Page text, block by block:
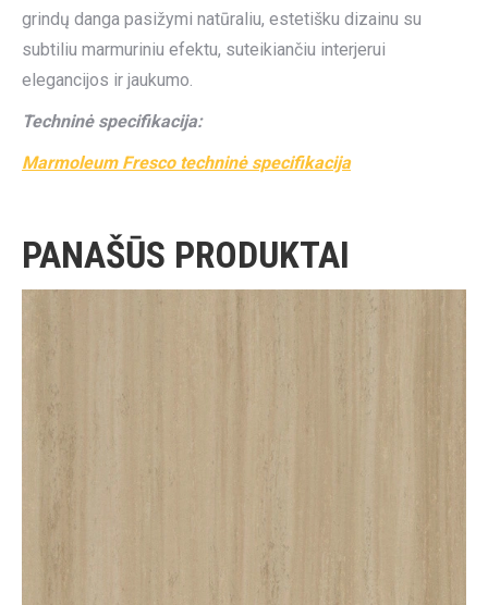
grindų danga pasižymi natūraliu, estetišku dizainu su
subtiliu marmuriniu efektu, suteikiančiu interjerui
elegancijos ir jaukumo.
Techninė specifikacija:
Marmoleum Fresco techninė specifikacija
PANAŠŪS PRODUKTAI